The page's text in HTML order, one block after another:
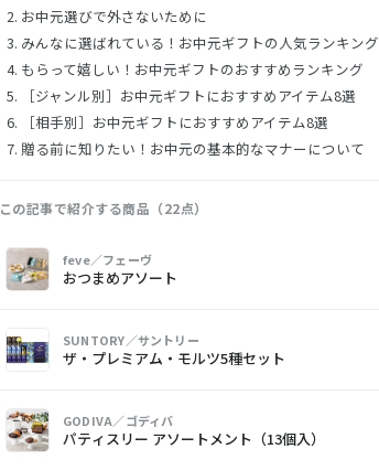
お中元選びで外さないために
みんなに選ばれている！お中元ギフトの人気ランキング
もらって嬉しい！お中元ギフトのおすすめランキング
［ジャンル別］お中元ギフトにおすすめアイテム8選
［相手別］お中元ギフトにおすすめアイテム8選
贈る前に知りたい！お中元の基本的なマナーについて
この記事で紹介する商品（22点）
画
像
商
品
購
入
feve／フェーヴ
おつまめアソート
SUNTORY／サントリー
ザ・プレミアム・モルツ5種セット
GODIVA／ゴディバ
パティスリー アソートメント（13個入）